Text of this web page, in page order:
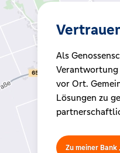
Kreditrechner
Immobilien
Als
Verantwortung
vor Ort.
Lösungen zu
Zu meiner Bank